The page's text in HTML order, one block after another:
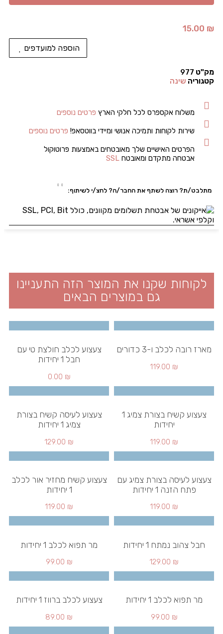
15.00 ₪
הוספה למועדפים
מק"ט 977
קטגוריה שינה
משלוח אקספרס לכל חלקי הארץ פרטים נוספים
שירות לקוחות ותמיכה אנושי ומיידי בווטסאפ! פרטים נוספים
הפרטים האישיים שלך מאובטחים באמצעות פרוטוקול
אבטחה מתקדם ומאובטחSSL
מתלבט/ת? רוצה לשתף את החבר/ה? לחצ/י לשיתוף:
לקוחות שקנו את המוצר הזה התעניינו
גם במוצרים הבאים
מארז רובה לכלב ו-3 כדורים
119.00 ₪
צעצוע לכלב חולצת טי עם
חבל 1 יחידות
0.00 ₪
צעצוע קשיח בצורת צמיג 1
יחידות
119.00 ₪
צעצוע לעיסה קשיח בצורת
צמיג 1 יחידות
129.00 ₪
צעצוע לעיסה בצורת צמיג עם
פתח הזנה 1 יחידות
119.00 ₪
צעצוע קשיח מחזיר אור לכלב
1 יחידות
119.00 ₪
חבל צהוב נמתח 1 יחידות
129.00 ₪
מר תפוא לכלב 1 יחידות
99.00 ₪
מר תפוא לכלב 1 יחידות
99.00 ₪
צעצוע לכלב ברווז 1 יחידות
89.00 ₪